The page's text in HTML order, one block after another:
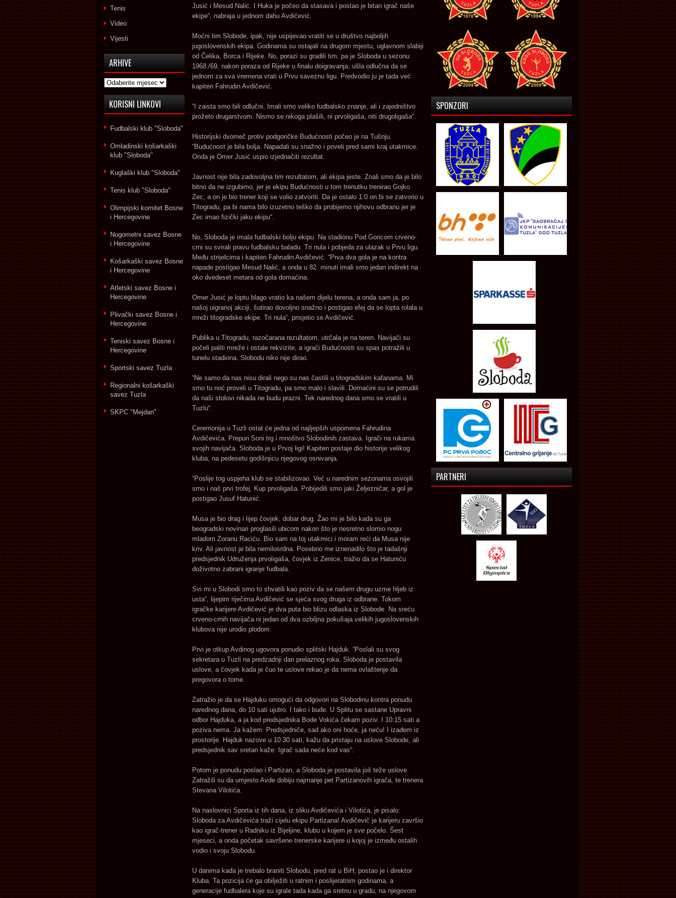
Jusić i Mesud Nalić. I Huka je počeo da stasava i postao je bitan igrač naše
ekipe“, nabraja u jednom dahu Avdičević.
Moćni tim Slobode, ipak, nije uspijevao vratiti se u društvo najboljih
jugoslovenskih ekipa. Godinama su ostajali na drugom mjestu, uglavnom slabiji
od Čelika, Borca i Rijeke. No, porazi su gradili tim, pa je Sloboda u sezonu
1968./69, nakon poraza od Rijeke u finalu doigravanja, ušla odlučna da se
jednom za sva vremena vrati u Prvu saveznu ligu. Predvodio ju je tada već
kapiten Fahrudin Avdičević.
“I zaista smo bili odlučni. Imali smo veliko fudbalsko znanje, ali i zajedništvo
prožeto drugarstvom. Nismo se nikoga plašili, ni prvoligaša, niti drugoligaša“.
Historijski dvomeč protiv podgoričke Budućnosti počeo je na Tušnju.
“Budućnost je bila bolja. Napadali su snažno i poveli pred sami kraj utakmice.
Onda je Omer Jusić uspio izjednačiti rezultat.
Javnost nije bila zadovoljna tim rezultatom, ali ekipa jeste. Znali smo da je bilo
bitno da ne izgubimo, jer je ekipu Budućnosti u tom trenutku trenirao Gojko
Zec, a on je bio trener koji se volio zatvoriti. Da je ostalo 1:0 on bi se zatvorio u
Titogradu, pa bi nama bilo izuzetno teško da probijemo njihovu odbranu jer je
Zec imao fizički jaku ekipu“.
No, Sloboda je imala fudbalski bolju ekipu. Na stadionu Pod Goricom crveno-
crni su svirali pravu fudbalsku baladu. Tri nula i pobjeda za ulazak u Prvu ligu.
Među strijelcima i kapiten Fahrudin Avdičević. “Prva dva gola je na kontra
napade postigao Mesud Nalić, a onda u 82. minuti imali smo jedan indirekt na
oko dvedeset metara od gola domaćina.
Omer Jusić je loptu blago vratio ka našem dijelu terena, a onda sam ja, po
našoj uigranoj akciji, šutirao dovoljno snažno i postigao efej da se lopta rolala u
mreži titogradske ekipe. Tri nula“, prisjetio se Avdičević.
Publika u Titogradu, razočarana rezultatom, utrčala je na teren. Navijači su
počeli paliti mreže i ostale rekvizite, a igrači Budućnosti su spas potražili u
tunelu stadiona. Slobodu niko nije dirao.
“Ne samo da nas nisu dirali nego su nas častili u titogradskim kafanama. Mi
smo tu noć proveli u Titogradu, pa smo malo i slavili. Domaćini su se potrudili
da naši stolovi nikada ne budu prazni. Tek narednog dana smo se vratili u
Tuzlu“.
Ceremonija u Tuzli ostat će jedna od najljepših uspomena Fahrudina
Avdičevića. Prepun Soni trg i mnoštvo Slobodinih zastava. Igrači na rukama
svojih navijača. Sloboda je u Prvoj ligi! Kapiten postaje dio historije velikog
kluba, na pedesetu godišnjicu njegovog osnivanja.
“Poslije tog uspjeha klub se stabilizovao. Već u narednim sezonama osvojili
smo i naš prvi trofej, Kup prvoligaša. Pobijedili smo jaki Željezničar, a gol je
postigao Jusuf Hatunić.
Musa je bio drag i lijep čovjek, dobar drug. Žao mi je bilo kada su ga
beogradski novinari proglasili ubicom nakon što je nesretno slomio nogu
mladom Zoranu Raciću. Bio sam na toj utakmici i moram reći da Musa nije
kriv. Ali javnost je bila nemilosrdna. Posebno me iznenadilo što je tadašnji
predsjednik Udruženja prvoligaša, čovjek iz Zenice, tražio da se Hatuniću
doživotno zabrani igranje fudbala.
Svi mi u Slobodi smo to shvatili kao poziv da se našem drugu uzme hljeb iz
usta“, lijepim riječima Avdičević se sjeća svog druga iz odbrane. Tokom
igračke karijere Avdičević je dva puta bio blizu odlaska iz Slobode. Na sreću
crveno-crnih navijača ni jedan od dva ozbiljna pokušaja velikih jugoslovenskih
klubova nije urodio plodom.
Prvi je otkup Avdinog ugovora ponudio splitski Hajduk. “Poslali su svog
sekretara u Tuzli na predzadnji dan prelaznog roka. Sloboda je postavila
uslove, a čovjek kada je čuo te uslove rekao je da nema ovlaštenje da
pregovora o tome.
Zatražio je da se Hajduku omogući da odgovori na Slobodinu kontra ponudu
narednog dana, do 10 sati ujutro. I tako i bude. U Splitu se sastane Upravni
odbor Hajduka, a ja kod predsjednika Bode Vokića čekam poziv. I 10:15 sati a
poziva nema. Ja kažem: Predsjedniče, sad ako oni hoće, ja neću! I izađem iz
prostorije. Hajduk nazove u 10:30 sati, kažu da pristaju na uslove Slobode, ali
predsjednik sav sretan kaže: Igrač sada neće kod vas“.
Potom je ponudu poslao i Partizan, a Sloboda je postavila još teže uslove.
Zatražili su da umjesto Avde dobiju najmanje pet Partizanovih igrača, te trenera
Stevana Vilotića.
Na naslovnici Sporta iz tih dana, iz sliku Avdičevića i Vilotića, je pisalo:
Sloboda za Avdičevića traži cijelu ekipu Partizana! Avdičević je karijeru završio
kao igrač-trener u Radniku iz Bijeljine, klubu u kojem je sve počelo. Šest
mjeseci, a onda početak savršene trenerske karijere u kojoj je između ostalih
vodio i svoju Slobodu.
U danima kada je trebalo braniti Slobodu, pred rat u BiH, postao je i direktor
Kluba. Ta pozicija će ga obilježiti u ratnim i poslijeratnim godinama, a
generacije fudbalera koje su igrale tada kada ga sretnu u gradu, na njegovom
Tenis
Video
Vijesti
ARHIVE
Arhive
KORISNI LINKOVI
Fudbalski klub "Sloboda"
Omladinski košarkaški
klub "Sloboda"
Kuglaški klub "Sloboda"
Tenis klub "Sloboda"
Olimpijski komitet Bosne
i Hercegovine
Nogometni savez Bosne
i Hercegovine
Košarkaški savez Bosne
i Hercegovine
Atletski savez Bosne i
Hercegovine
Plivački savez Bosne i
Hercegovine
Teniski savez Bosne i
Hercegovine
Sportski savez Tuzla
Regionalni košarkaški
savez Tuzla
SKPC "Mejdan"
SPONZORI
PARTNERI